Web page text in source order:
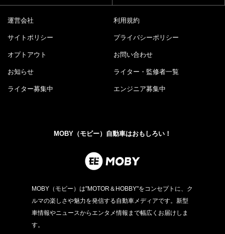
運営会社 利用規約
サイトポリシー プライバシーポリシー
オプトアウト お問い合わせ
お知らせ ライター・監修者一覧
ライター募集中 エンジニア募集中
MOBY（モビー）自動車はおもしろい！
MOBY（モビー）は"MOTOR＆HOBBY"をコンセプトに、ク
ルマの楽しさや魅力を発信する自動車メディアです。新型
車情報やニュースからエンタメ情報まで幅広くお届けしま
す。